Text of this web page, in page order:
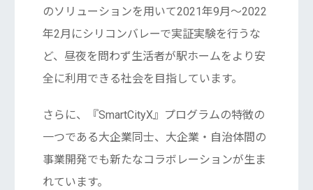
のソリューションを用いて2021年9月〜2022
年2月にシリコンバレーで実証実験を行うな
ど、昼夜を問わず生活者が駅ホームをより安
全に利用できる社会を目指しています。
さらに、『SmartCityX』プログラムの特徴の
一つである大企業同士、大企業・自治体間の
事業開発でも新たなコラボレーションが生ま
れています。